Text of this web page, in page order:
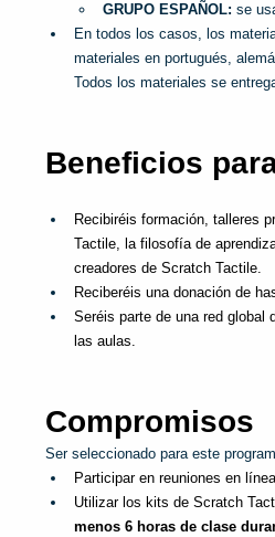
GRUPO ESPAÑOL: se
En todos los casos, los
materiales en portugués,
Todos los materiales se
Beneficios
Recibiréis formación, talleres
Tactile, la filosofía de
creadores de Scratch Tactile.
Reciberéis una donación de
Seréis parte de una red
las aulas.
Compromisos
Ser seleccionado para este
Participar en reuniones en
Utilizar los kits de Scratch
menos 6 horas de clase